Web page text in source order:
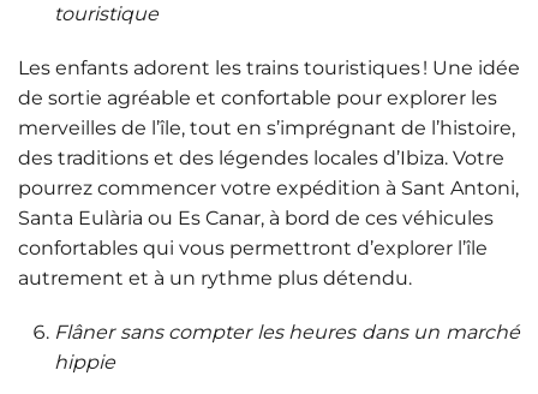
touristique
Les enfants adorent les trains touristiques ! Une idée
de sortie agréable et confortable pour explorer les
merveilles de l’île, tout en s’imprégnant de l’histoire,
des traditions et des légendes locales d’Ibiza. Votre
pourrez commencer votre expédition à Sant Antoni,
Santa Eulària ou Es Canar, à bord de ces véhicules
confortables qui vous permettront d’explorer l’île
autrement et à un rythme plus détendu.
Flâner sans compter les heures dans un marché
hippie